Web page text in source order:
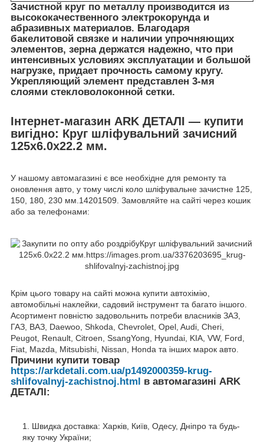
Зачистной круг по металлу производится из
высококачественного электрокорунда и
абразивных материалов. Благодаря
бакелитовой связке и наличии упрочняющих
элементов, зерна держатся надежно, что при
интенсивных условиях эксплуатации и большой
нагрузке, придает прочность самому кругу.
Укрепляющий элемент представлен 3-мя
слоями стекловолоконной сетки.
Інтернет-магазин ARK ДЕТАЛІ — купити
вигідно: Круг шліфувальний зачисний
125х6.0х22.2 мм.
У нашому автомагазині є все необхідне для ремонту та
оновлення авто, у тому числі коло шліфувальне зачистне 125,
150, 180, 230 мм.14201509. Замовляйте на сайті через кошик
або за телефонами:
Крім цього товару на сайті можна купити автохімію,
автомобільні наклейки, садовий інструмент та багато іншого.
Асортимент повністю задовольнить потреби власників ЗАЗ,
ГАЗ, ВАЗ, Daewoo, Shkoda, Chevrolet, Opel, Audi, Cheri,
Peugot, Renault, Citroen, SsangYong, Hyundai, KIA, VW, Ford,
Fiat, Mazda, Mitsubishi, Nissan, Honda та інших марок авто.
Причини купити товар
https://arkdetali.com.ua/p1492000359-krug-
shlifovalnyj-zachistnoj.html
в автомагазині ARK
ДЕТАЛІ:
Швидка доставка: Харків, Київ, Одесу, Дніпро та будь-
яку точку України;